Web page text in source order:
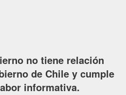
no tiene relación
de Chile y cumple
informativa.